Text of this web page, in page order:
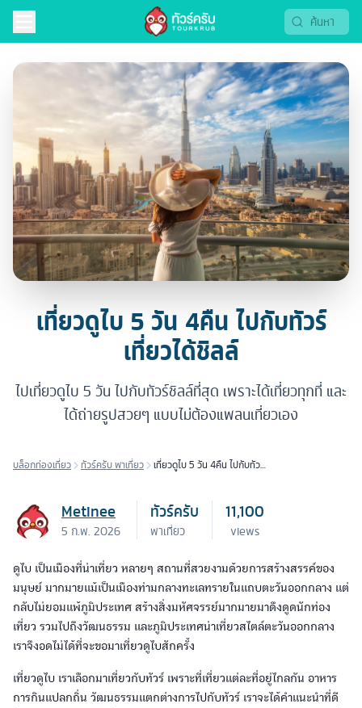
เที่ยวดูไบ 5 วัน 4คืน ไปกับทัวร์
เที่ยวได้ชิลล์
ไปเที่ยวดูไบ 5 วัน ไปกับทัวร์ชิลล์ที่สุด เพราะได้เที่ยวทุกที่ และ
ได้ถ่ายรูปสวยๆ แบบไม่ต้องแพลนเที่ยวเอง
บล็อกท่องเที่ยว ทัวร์ครับ พาเที่ยว
เที่ยวดูไบ 5 วัน 4คืน ไปกับทัวร์
Metinee
5 ก.พ. 2026
ทัวร์ครับ
พาเที่ยว
11,100
views
ดูไบ เป็นเมืองที่น่าเที่ยว หลายๆ สถานที่สวยงามด้วยการสร้างสรรค์ของ
มนุษย์ มากมายแม้เป็นเมืองท่ามกลางทะเลทรายในแถบตะวันออกกลาง แต่
กลับไม่ยอมแพ้ภูมิประเทศ สร้างสิ่งมหัศจรรย์มากมายมาดึงดูดนักท่อง
เที่ยว รวมไปถึงวัฒนธรรม และภูมิประเทศน่าเที่ยวสไตล์ตะวันออกกลาง
เราจึงอดไม่ได้ที่จะขอมาเที่ยวดูไบสักครั้ง
เที่ยวดูไบ เราเลือกมาเที่ยวกับทัวร์ เพราะที่เที่ยวแต่ละที่อยู่ไกลกัน อาหาร
การกินแปลกถิ่น วัฒนธรรมแตกต่างการไปกับทัวร์ เราจะได้คำแนะนำที่ดี